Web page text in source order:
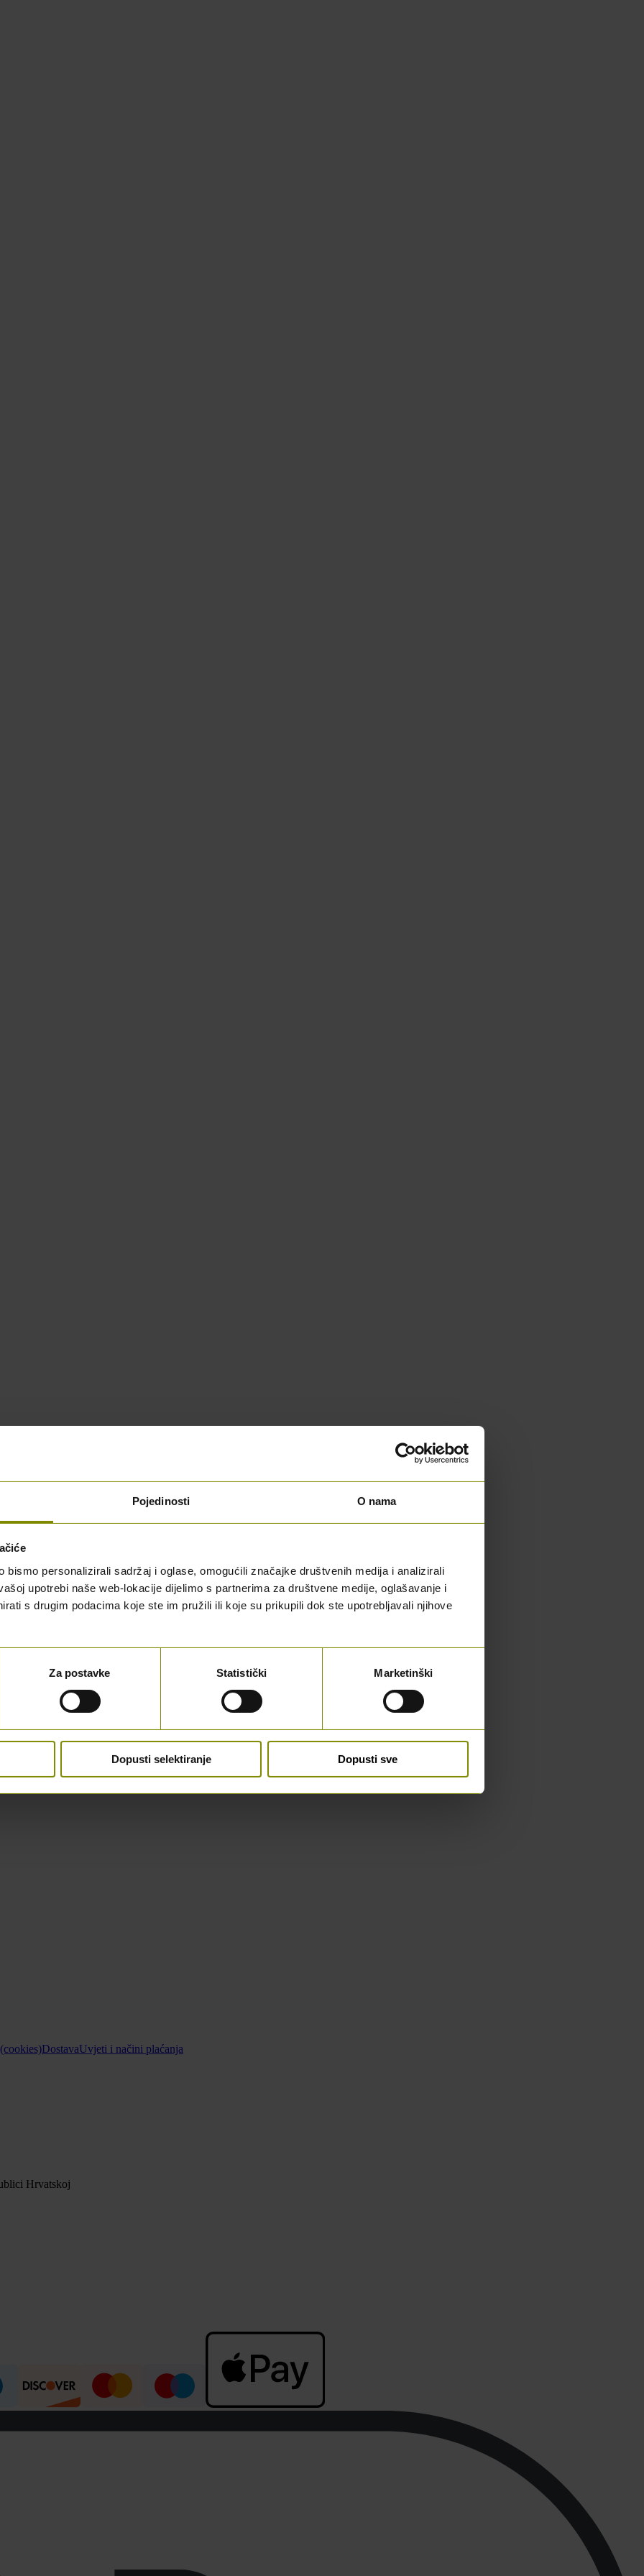
Pojedinosti O nama
bismo personalizirali sadržaj i oglase, omogućili značajke društvenih medija i analizirali
upotrebi naše web-lokacije dijelimo s partnerima za društvene medije, oglašavanje i
s drugim podacima koje ste im pružili ili koje su prikupili dok ste upotrebljavali njihove
Za postavke Statistički Marketinški
Dopusti selektiranje Dopusti sve
Hrvatskoj
DostavaUvjeti i načini plaćanja
Hrvatskoj